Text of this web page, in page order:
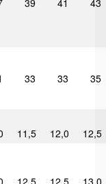
39 41 43
33 33 35
11,5 12,0
12,5